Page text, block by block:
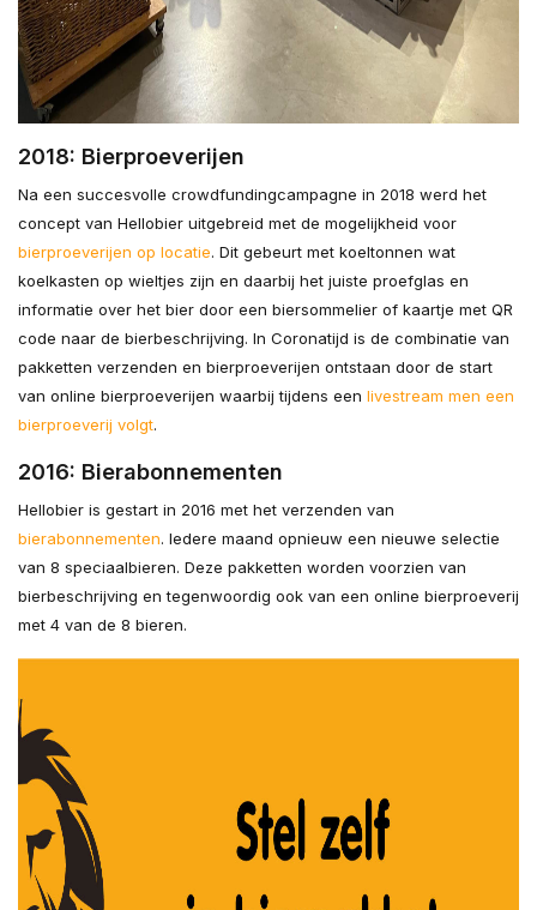
2018: Bierproeverijen
Na een succesvolle crowdfundingcampagne in 2018 werd het
concept van Hellobier uitgebreid met de mogelijkheid voor
bierproeverijen op locatie. Dit gebeurt met koeltonnen wat
koelkasten op wieltjes zijn en daarbij het juiste proefglas en
informatie over het bier door een biersommelier of kaartje met QR
code naar de bierbeschrijving. In Coronatijd is de combinatie van
pakketten verzenden en bierproeverijen ontstaan door de start
van online bierproeverijen waarbij tijdens een livestream men een
bierproeverij volgt.
2016: Bierabonnementen
Hellobier is gestart in 2016 met het verzenden van
bierabonnementen. Iedere maand opnieuw een nieuwe selectie
van 8 speciaalbieren. Deze pakketten worden voorzien van
bierbeschrijving en tegenwoordig ook van een online bierproeverij
met 4 van de 8 bieren.